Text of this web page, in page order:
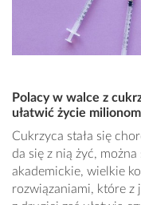
Polacy w walce z
ułatwić życie
Cukrzyca stała się
da się z nią żyć,
akademickie, wielkie
rozwiązaniami, które z